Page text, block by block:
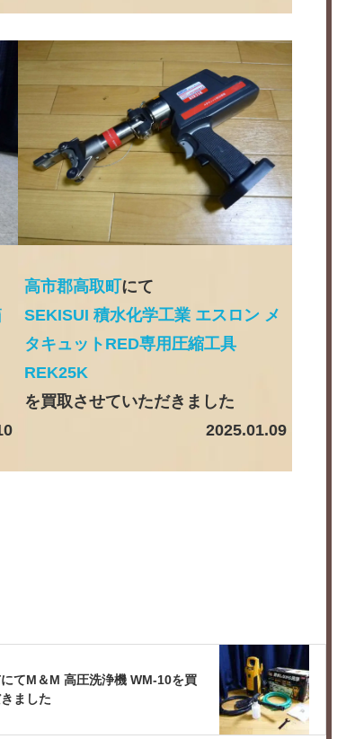
高市郡高取町 にて
SEKISUI 積水化学工業 エスロン メ
タキュットRED専用圧縮工具
REK25K
を買取させていただきました
2025.01.09
てM＆M 高圧洗浄機 WM-10を買
ました